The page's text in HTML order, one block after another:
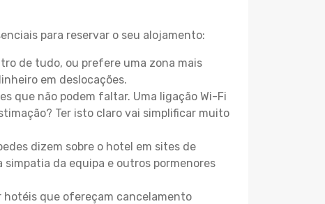
para reservar o seu alojamento:
de tudo, ou prefere uma zona mais
em deslocações.
que não podem faltar. Uma ligação Wi-Fi
Ter isto claro vai simplificar muito
dizem sobre o hotel em sites de
da equipa e outros pormenores
hotéis que ofereçam cancelamento